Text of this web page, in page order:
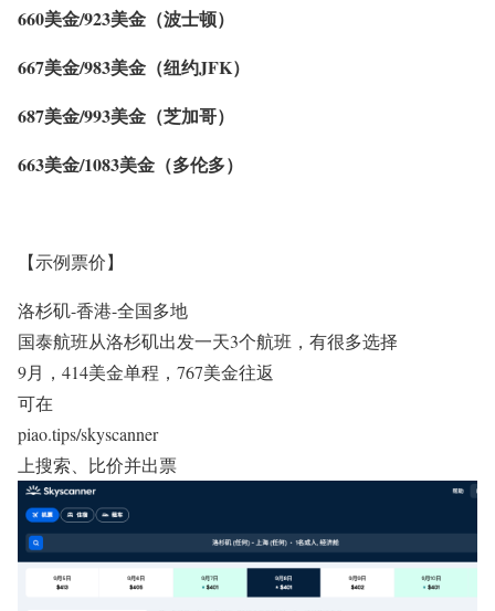
660美金/923美金（波士顿）
667美金/983美金（纽约JFK）
687美金/993美金（芝加哥）
663美金/1083美金（多伦多）
【示例票价】
洛杉矶-香港-全国多地
国泰航班从洛杉矶出发一天3个航班，有很多选择
9月，414美金单程，767美金往返
可在
piao.tips/skyscanner
上搜索、比价并出票